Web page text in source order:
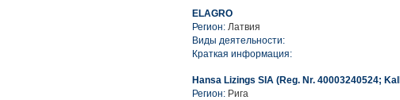
ELAGRO
Регион: Латвия
Виды деятельности:
Краткая информация:
Hansa Lizings SIA (Reg. Nr. 40003240524;
Регион: Рига